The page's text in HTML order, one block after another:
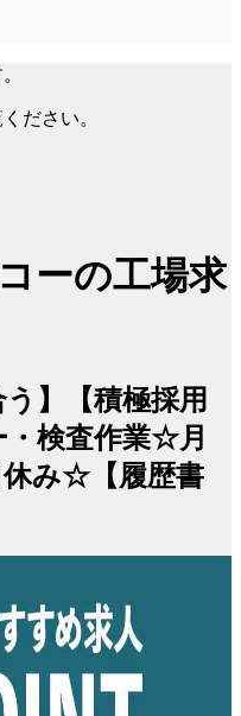
ださい。
ーの工場求
う】【積極採用
検査作業☆月
休み☆【履歴書